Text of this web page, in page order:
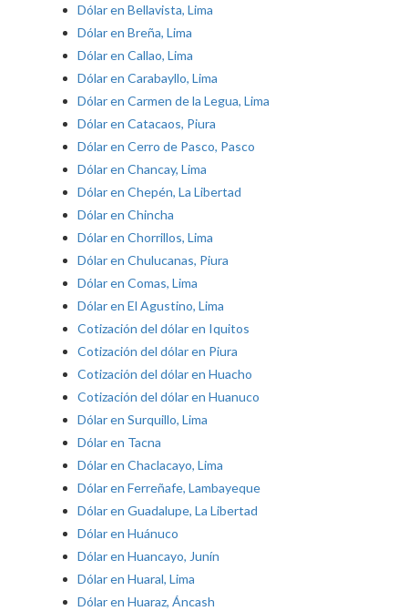
Dólar en Bellavista, Lima
Dólar en Breña, Lima
Dólar en Callao, Lima
Dólar en Carabayllo, Lima
Dólar en Carmen de la Legua, Lima
Dólar en Catacaos, Piura
Dólar en Cerro de Pasco, Pasco
Dólar en Chancay, Lima
Dólar en Chepén, La Libertad
Dólar en Chincha
Dólar en Chorrillos, Lima
Dólar en Chulucanas, Piura
Dólar en Comas, Lima
Dólar en El Agustino, Lima
Cotización del dólar en Iquitos
Cotización del dólar en Piura
Cotización del dólar en Huacho
Cotización del dólar en Huanuco
Dólar en Surquillo, Lima
Dólar en Tacna
Dólar en Chaclacayo, Lima
Dólar en Ferreñafe, Lambayeque
Dólar en Guadalupe, La Libertad
Dólar en Huánuco
Dólar en Huancayo, Junín
Dólar en Huaral, Lima
Dólar en Huaraz, Áncash